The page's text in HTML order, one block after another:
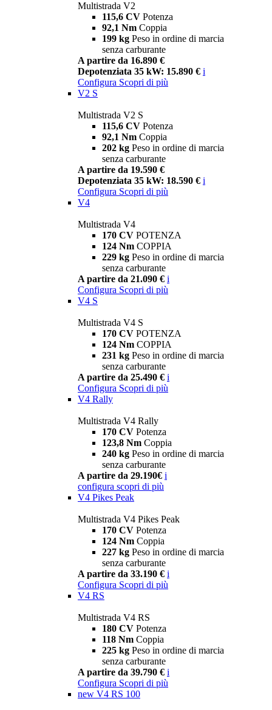
Multistrada V2
115,6 CV Potenza
92,1 Nm Coppia
199 kg Peso in ordine di marcia
senza carburante
A partire da 16.890 €
Depotenziata 35 kW: 15.890 € i
Configura Scopri di più
V2 S
Multistrada V2 S
115,6 CV Potenza
92,1 Nm Coppia
202 kg Peso in ordine di marcia
senza carburante
A partire da 19.590 €
Depotenziata 35 kW: 18.590 € i
Configura Scopri di più
V4
Multistrada V4
170 CV POTENZA
124 Nm COPPIA
229 kg Peso in ordine di marcia
senza carburante
A partire da 21.090 € i
Configura Scopri di più
V4 S
Multistrada V4 S
170 CV POTENZA
124 Nm COPPIA
231 kg Peso in ordine di marcia
senza carburante
A partire da 25.490 € i
Configura Scopri di più
V4 Rally
Multistrada V4 Rally
170 CV Potenza
123,8 Nm Coppia
240 kg Peso in ordine di marcia
senza carburante
A partire da 29.190€ i
configura scopri di più
V4 Pikes Peak
Multistrada V4 Pikes Peak
170 CV Potenza
124 Nm Coppia
227 kg Peso in ordine di marcia
senza carburante
A partire da 33.190 € i
Configura Scopri di più
V4 RS
Multistrada V4 RS
180 CV Potenza
118 Nm Coppia
225 kg Peso in ordine di marcia
senza carburante
A partire da 39.790 € i
Configura Scopri di più
new V4 RS 100